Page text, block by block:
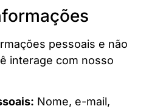
pessoais e não
interage com nosso
Nome, e-mail,